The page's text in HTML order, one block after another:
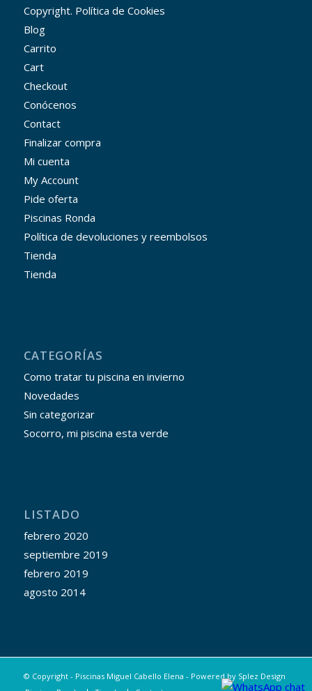
Copyright. Política de Cookies
Blog
Carrito
Cart
Checkout
Conócenos
Contact
Finalizar compra
Mi cuenta
My Account
Pide oferta
Piscinas Ronda
Política de devoluciones y reembolsos
Tienda
Tienda
CATEGORÍAS
Como tratar tu piscina en invierno
Novedades
Sin categorizar
Socorro, mi piscina esta verde
LISTADO
febrero 2020
septiembre 2019
febrero 2019
agosto 2014
© Copyright - Piscinas Miguel Cabello Elena - Powered by Splez Design